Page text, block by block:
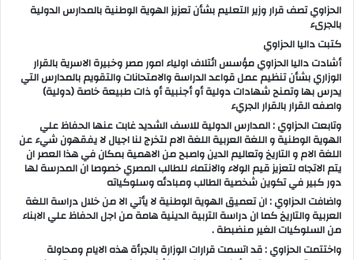
الحزاوي تصف قرار وزير التعليم بشأن تعزيز الهوية الوطنية بالمدارس الدولية
بالجرىء
كتبت داليا الحزاوي
أشادت داليا الحزاوي مؤسس ائتلاف اولياء امور مصر وخبيرة الاسرية بالقرار
الوزاري بشأن تنظيم عمل قواعد الدراسة والامتحانات والتقويم بالمدارس التي
يدرس بها وتمنح شهادات دولية أو أجنبية أو ذات طبيعة خاصة (دولية)
واصفه القرار بالقرار الجريء
وتابعت الحزاوي : المدارس الدولية للاسف الشديد غابت عنها الحفاظ علي
الهوية الوطنية و اللغة العربية اللغة الام لتخرج لنا اجيال لا يفقهون شيء عن
اللغة الام و التاريخ وتعاليم الدين واصبح من الاهمية بمكان في هذا العصر ان
يتم الاتجاه لتعزيز قيم الولاء والانتماء للطالب المصري خصوصا ان المدرسة لها
دور كبير في تكوين شخصية الطالب ومبادئه وسلوكياته
واضافت الحزاوي : ان تعميق الهوية الوطنية لا يأتي الا من خلال دراسة اللغة
العربية والتاريخ كما ان دراسة التربية الدينية هامة من اجل الحفاظ علي الابناء
من السلوكيات الغير منضبطة .
واختتمت الحزاوي : قد اتسمت قرارات الوزارة بالجرأة هذه الايام ومحاولة